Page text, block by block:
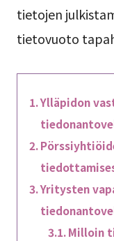
tietojen
tietovuoto
Ylläpidon
Yritysten
Milloin